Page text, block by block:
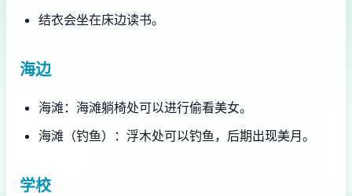
结衣会坐在床边读书。
海边
海滩：海滩躺椅处可以进行偷看美女。
海滩（钓鱼）：浮木处可以钓鱼，后期出现美月。
学校